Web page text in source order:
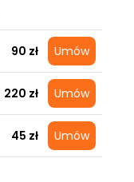
90 zł Umów
220 zł Umów
45 zł Umów